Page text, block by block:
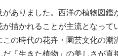
ありました。西洋の植物図鑑
描かれることが主流となって
の時代の花卉・園芸文化の潮
「生きた植物」の美しさが直